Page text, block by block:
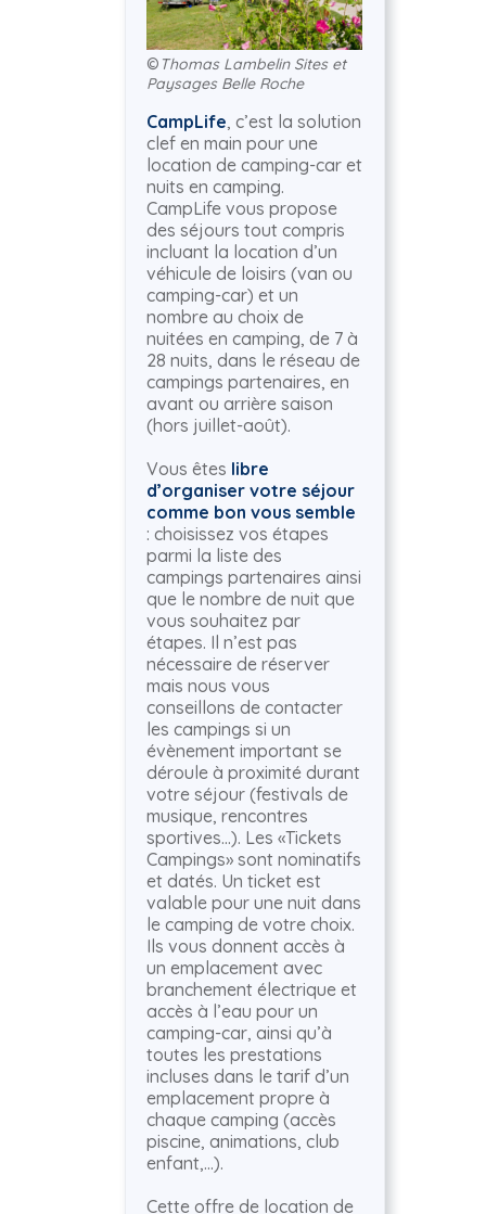
© Thomas Lambelin Sites et
Paysages Belle Roche
CampLife , c’est la solution
clef en main pour une
location de camping-car et
nuits en camping.
CampLife vous propose
des séjours tout compris
incluant la location d’un
véhicule de loisirs (van ou
camping-car) et un
nombre au choix de
nuitées en camping, de 7 à
28 nuits, dans le réseau de
campings partenaires, en
avant ou arrière saison
(hors juillet-août).
Vous êtes libre
d’organiser votre séjour
comme bon vous semble
: choisissez vos étapes
parmi la liste des
campings partenaires ainsi
que le nombre de nuit que
vous souhaitez par
étapes. Il n’est pas
nécessaire de réserver
mais nous vous
conseillons de contacter
les campings si un
évènement important se
déroule à proximité durant
votre séjour (festivals de
musique, rencontres
sportives…). Les «Tickets
Campings» sont nominatifs
et datés. Un ticket est
valable pour une nuit dans
le camping de votre choix.
Ils vous donnent accès à
un emplacement avec
branchement électrique et
accès à l’eau pour un
camping-car, ainsi qu’à
toutes les prestations
incluses dans le tarif d’un
emplacement propre à
chaque camping (accès
piscine, animations, club
enfant,…).
Cette offre de location de